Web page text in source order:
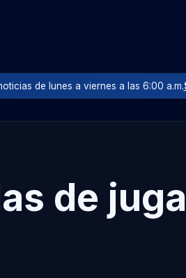
de lunes a viernes a las 6:00 a.m.
de